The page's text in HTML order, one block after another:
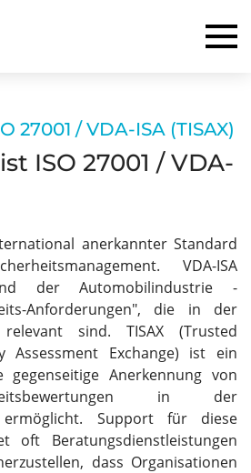
ISO 27001 / VDA-
27001 / VDA-ISA (TISAX)
anerkannter Standard
VDA-ISA
der Automobilindustrie -
Anforderungen", die in der
sind. TISAX (Trusted
Assessment Exchange) ist ein
gegenseitige Anerkennung von
in der
ermöglicht. Support für diese
oft Beratungsdienstleistungen
dass Organisationen